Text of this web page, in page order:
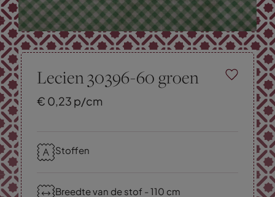
Lecien 30396-60 groen
€ 0,23 p/cm
Stoffen
Breedte van de stof - 110 cm